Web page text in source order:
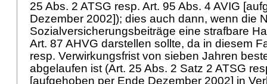
25 Abs. 2 ATSG resp. Art. 95 Abs. 4 AVIG
Dezember 2002]); dies auch dann, wenn die
Sozialversicherungsbeiträge eine strafbare
Art. 87 AHVG darstellen sollte, da in diesem
resp. Verwirkungsfrist von sieben Jahren
abgelaufen ist (Art. 25 Abs. 2 Satz 2 ATSG
[aufgehoben per Ende Dezember 2002] in